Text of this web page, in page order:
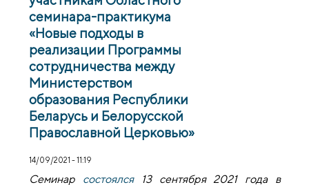
семинара-практикума
«Новые подходы в
реализации Программы
сотрудничества между
Министерством
образования Республики
Беларусь и Белорусской
Православной Церковью»
14/09/2021 - 11:19
Семинар состоялся
13 сентября 2021 года в